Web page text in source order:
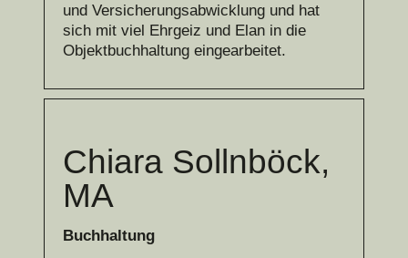
und Versicherungsabwicklung und hat
sich mit viel Ehrgeiz und Elan in die
Objektbuchhaltung eingearbeitet.
Chiara Sollnböck,
MA
Buchhaltung